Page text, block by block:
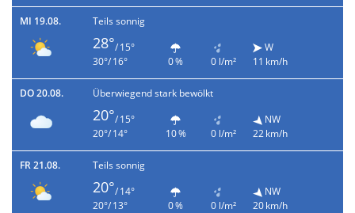
MI 19.08. Teils sonnig
28°/ 15°
30°/ 16°
0 % 0 l/m²
W
11 km/h
DO 20.08. Überwiegend stark bewölkt
20°/ 15°
20°/ 14°
10 % 0 l/m²
NW
22 km/h
FR 21.08. Teils sonnig
20°/ 14°
20°/ 13°
0 % 0 l/m²
NW
20 km/h